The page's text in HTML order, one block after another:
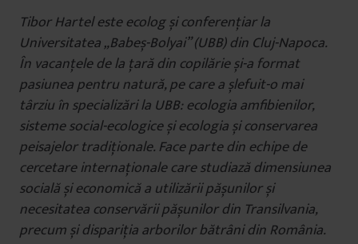
Tibor Hartel este ecolog și conferențiar la
Universitatea „Babeș-Bolyai” (UBB) din Cluj-Napoca.
În vacanțele de la țară din copilărie și-a format
pasiunea pentru natură, pe care a șlefuit-o mai
târziu în specializări la UBB: ecologia amfibienilor,
sisteme social-ecologice și ecologia și conservarea
peisajelor tradiționale. Face parte din echipe de
cercetare internaționale care studiază dimensiunea
socială și economică a utilizării pășunilor și
necesitatea conservării pășunilor din Transilvania,
precum și dispariția arborilor bătrâni din România.